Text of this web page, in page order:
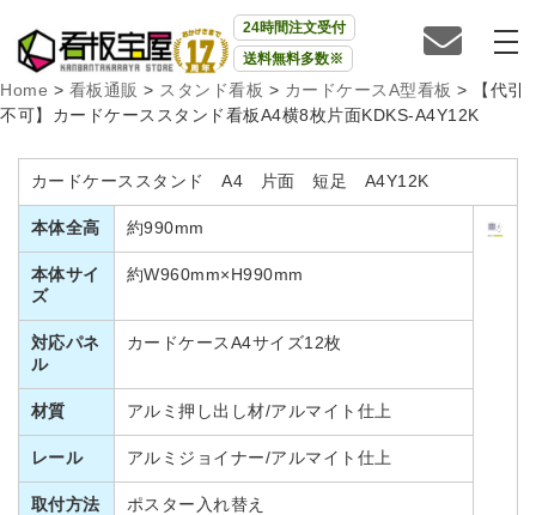
24時間注文受付
送料無料多数※
Home > 看板通販 > スタンド看板 > カードケースA型看板 >
【代引
不可】カードケーススタンド看板A4横8枚片面KDKS-A4Y12K
カードケーススタンド A4 片面 短足 A4Y12K
本体全高 約990mm
本体サイ
ズ
約W960mm×H990mm
対応パネ
ル
カードケースA4サイズ12枚
材質 アルミ押し出し材/アルマイト仕上
レール アルミジョイナー/アルマイト仕上
取付方法 ポスター入れ替え